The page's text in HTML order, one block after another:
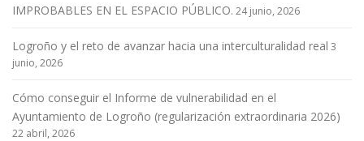
IMPROBABLES EN EL ESPACIO PÚBLICO. 24 junio, 2026
Logroño y el reto de avanzar hacia una interculturalidad real 3
junio, 2026
Cómo conseguir el Informe de vulnerabilidad en el
Ayuntamiento de Logroño (regularización extraordinaria 2026)
22 abril, 2026